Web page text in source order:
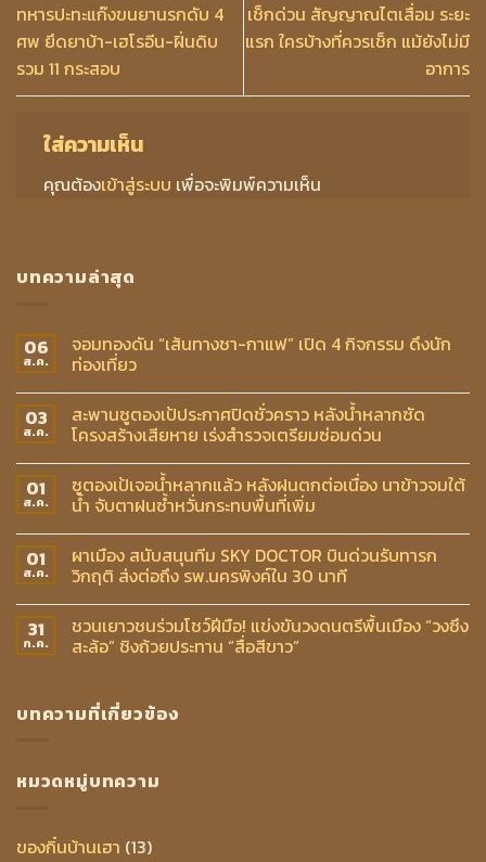
ทหารปะทะแก๊งขนยานรกดับ 4
ศพ ยึดยาบ้า-เฮโรอีน-ฝิ่นดิบ
รวม 11 กระสอบ
เช็กด่วน สัญญาณไตเสื่อม ระยะ
แรก ใครบ้างที่ควรเช็ก แม้ยังไม่มี
อาการ
ใส่ความเห็น
คุณต้องเข้าสู่ระบบ เพื่อจะพิมพ์ความเห็น
บทความล่าสุด
06
ส.ค.
จอมทองดัน “เส้นทางชา-กาแฟ” เปิด 4 กิจกรรม ดึงนัก
ท่องเที่ยว
03
ส.ค.
สะพานซูตองเป้ประกาศปิดชั่วคราว หลังน้ำหลากซัด
โครงสร้างเสียหาย เร่งสำรวจเตรียมซ่อมด่วน
01
ส.ค.
ซูตองเป้เจอน้ำหลากแล้ว หลังฝนตกต่อเนื่อง นาข้าวจมใต้
น้ำ จับตาฝนซ้ำหวั่นกระทบพื้นที่เพิ่ม
01
ส.ค.
ผาเมือง สนับสนุนทีม SKY DOCTOR บินด่วนรับทารก
วิกฤติ ส่งต่อถึง รพ.นครพิงค์ใน 30 นาที
31
ก.ค.
ชวนเยาวชนร่วมโชว์ฝีมือ! แข่งขันวงดนตรีพื้นเมือง “วงซึง
สะล้อ” ชิงถ้วยประทาน “สื่อสีขาว”
บทความที่เกี่ยวข้อง
หมวดหมู่บทความ
ของกิ๋นบ้านเฮา (13)